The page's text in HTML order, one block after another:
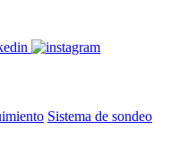
Sistema de sondeo